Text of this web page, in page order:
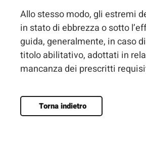
Allo stesso modo, gli estremi
in stato di ebbrezza o sotto
guida, generalmente, in caso
titolo abilitativo, adottati in
mancanza dei prescritti
Torna indietro